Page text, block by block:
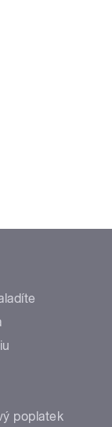
poplatek